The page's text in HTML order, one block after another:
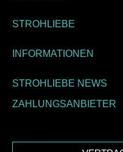
STROHLIEBE
INFORMATIONEN
STROHLIEBE NEWS
ZAHLUNGSANBIETER